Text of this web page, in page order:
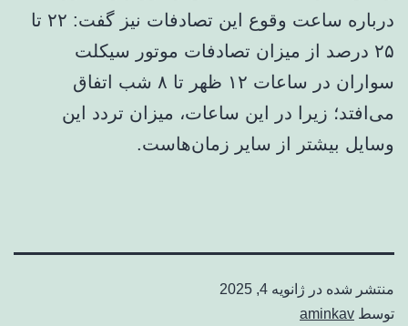
درباره ساعت وقوع این تصادفات نیز گفت: ۲۲ تا
۲۵ درصد از میزان تصادفات موتور سیکلت
سواران در ساعات ۱۲ ظهر تا ۸ شب اتفاق
می‌افتد؛ زیرا در این ساعات، میزان تردد این
وسایل بیشتر از سایر زمان‌هاست.
منتشر شده در ژانویه 4, 2025
توسط aminkav